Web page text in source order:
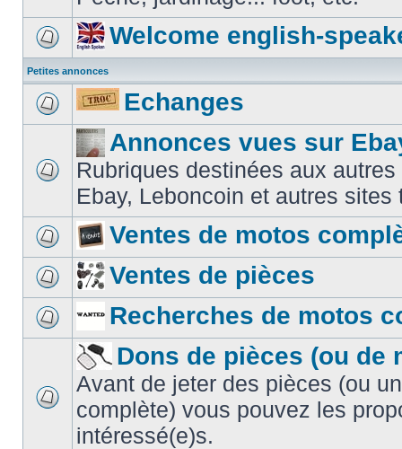
Welcome english-
Petites annonces
Echanges
Annonces vues sur
Rubriques destinées aux
Ebay, Leboncoin et autres sites
Ventes de motos
Ventes de pièces
Recherches de motos
Dons de pièces (ou de
Avant de jeter des pièces (ou
complète) vous pouvez les
intéressé(e)s.